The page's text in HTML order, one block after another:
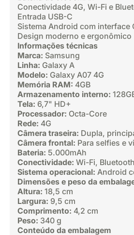
Conectividade 4G, Wi-Fi e
Entrada USB-C
Sistema Android com interface
Design moderno e ergonômico
Informações técnicas
Marca: Samsung
Linha: Galaxy A
Modelo: Galaxy A07 4G
Memória RAM: 4GB
Armazenamento interno:
Tela: 6,7" HD+
Processador: Octa-Core
Rede: 4G
Câmera traseira: Dupla,
Câmera frontal: Para selfies e
Bateria: 5.000mAh
Conectividade: Wi-Fi,
Sistema operacional: Android
Dimensões e peso da
Altura: 18,5 cm
Largura: 9,5 cm
Comprimento: 4,2 cm
Peso: 340 g
Conteúdo da embalagem